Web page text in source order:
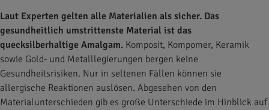
Laut Experten gelten alle Materialien als sicher. Das
gesundheitlich umstrittenste Material ist das
quecksilberhaltige Amalgam. Komposit, Kompomer, Keramik
sowie Gold- und Metalllegierungen bergen keine
Gesundheitsrisiken. Nur in seltenen Fällen können sie
allergische Reaktionen auslösen. Abgesehen von den
Materialunterschieden gib es große Unterschiede im Hinblick auf